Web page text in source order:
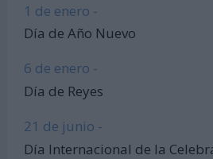
1 de enero -
Día de Año Nuevo
6 de enero -
Día de Reyes
21 de junio -
Día Internacional de la